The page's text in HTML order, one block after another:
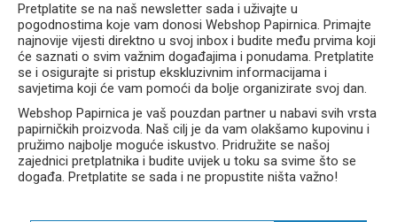
Pretplatite se na naš newsletter sada i uživajte u
pogodnostima koje vam donosi Webshop Papirnica. Primajte
najnovije vijesti direktno u svoj inbox i budite među prvima koji
će saznati o svim važnim događajima i ponudama. Pretplatite
se i osigurajte si pristup ekskluzivnim informacijama i
savjetima koji će vam pomoći da bolje organizirate svoj dan.
Webshop Papirnica je vaš pouzdan partner u nabavi svih vrsta
papirničkih proizvoda. Naš cilj je da vam olakšamo kupovinu i
pružimo najbolje moguće iskustvo. Pridružite se našoj
zajednici pretplatnika i budite uvijek u toku sa svime što se
događa. Pretplatite se sada i ne propustite ništa važno!